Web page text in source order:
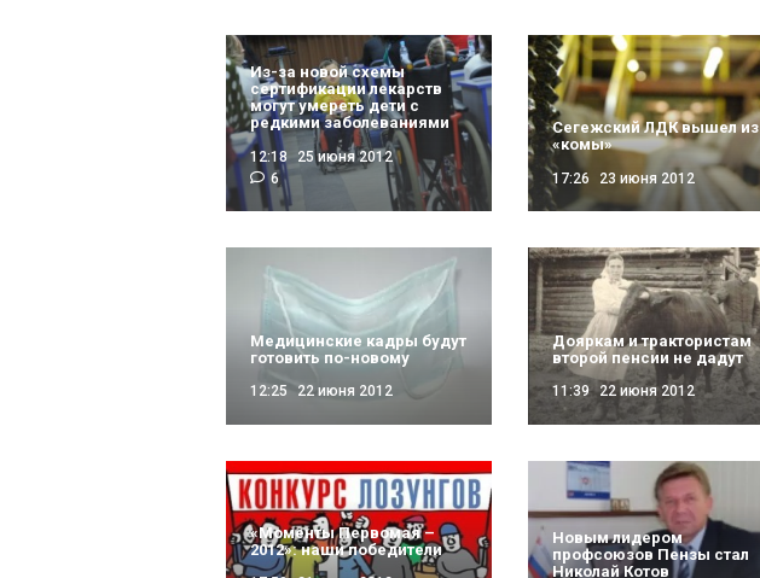
Из-за новой схемы
сертификации лекарств
могут умереть дети с
редкими заболеваниями
12:18
25 июня 2012
6
Сегежский ЛДК вышел из
«комы»
17:26 23 июня 2012
Медицинские кадры будут
готовить по-новому
12:25 22 июня 2012
Дояркам и трактористам
второй пенсии не дадут
11:39 22 июня 2012
«Моменты Первомая –
2012»: наши победители
Новым лидером
профсоюзов Пензы стал
Николай Котов